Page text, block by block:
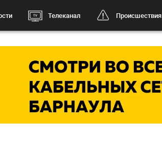
Телеканал Происшествия